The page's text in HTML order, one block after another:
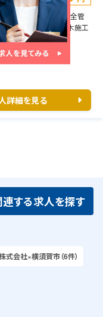
理のお仕事です。安全管
て頂きます。1級土木施工
詳細を見る
する求人を探す
式会社×横須賀市（6件）